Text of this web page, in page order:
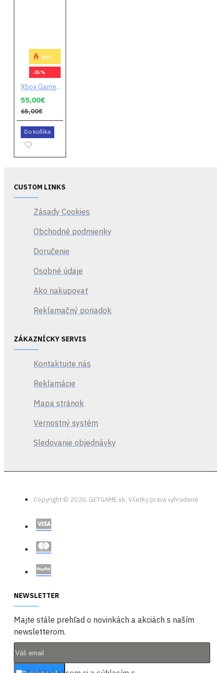
HOT
-15 %
Xbox Game Pass Ultimate 3 mesiace
55,00€
65,00€
Do košíka
CUSTOM LINKS
Zásady Cookies
Obchodné podmienky
Doručenie
Osobné údaje
Ako nakupovať
Reklamačný poriadok
ZÁKAZNÍCKY SERVIS
Kontaktujte nás
Reklamácie
Mapa stránok
Vernostný systém
Sledovanie objednávky
Copyright © 2020, GETGAME.sk, Všetky práva vyhradené
NEWSLETTER
Majte stále prehľad o novinkách a akciách s naším
newsletterom.